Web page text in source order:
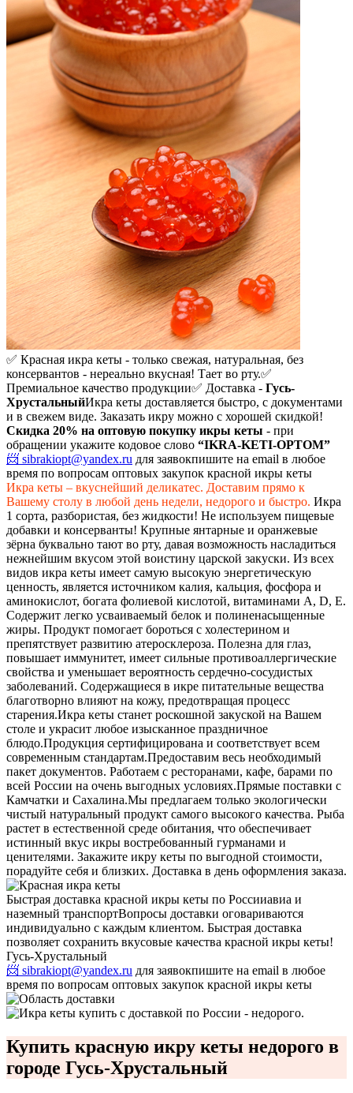
✅ Красная икра кеты - только свежая, натуральная, без
консервантов - нереально вкусная! Тает во рту.✅
Премиальное качество продукции✅ Доставка - Гусь-
ХрустальныйИкра кеты доставляется быстро, с документами
и в свежем виде. Заказать икру можно с хорошей скидкой!
Скидка 20% на оптовую покупку икры кеты - при
обращении укажите кодовое слово “IKRA-KETI-OPTOM”
📨 sibrakiopt@yandex.ru для заявокпишите на email в любое
время по вопросам оптовых закупок красной икры кеты
Икра кеты – вкуснейший деликатес. Доставим прямо к
Вашему столу в любой день недели, недорого и быстро. Икра
1 сорта, разбористая, без жидкости! Не используем пищевые
добавки и консерванты! Крупные янтарные и оранжевые
зёрна буквально тают во рту, давая возможность насладиться
нежнейшим вкусом этой воистину царской закуски. Из всех
видов икра кеты имеет самую высокую энергетическую
ценность, является источником калия, кальция, фосфора и
аминокислот, богата фолиевой кислотой, витаминами A, D, E.
Содержит легко усваиваемый белок и полиненасыщенные
жиры. Продукт помогает бороться с холестерином и
препятствует развитию атеросклероза. Полезна для глаз,
повышает иммунитет, имеет сильные противоаллергические
свойства и уменьшает вероятность сердечно-сосудистых
заболеваний. Содержащиеся в икре питательные вещества
благотворно влияют на кожу, предотвращая процесс
старения.Икра кеты станет роскошной закуской на Вашем
столе и украсит любое изысканное праздничное
блюдо.Продукция сертифицирована и соответствует всем
современным стандартам.Предоставим весь необходимый
пакет документов. Работаем с ресторанами, кафе, барами по
всей России на очень выгодных условиях.Прямые поставки с
Камчатки и Сахалина.Мы предлагаем только экологически
чистый натуральный продукт самого высокого качества. Рыба
растет в естественной среде обитания, что обеспечивает
истинный вкус икры востребованный гурманами и
ценителями. Закажите икру кеты по выгодной стоимости,
порадуйте себя и близких. Доставка в день оформления заказа.
Быстрая доставка красной икры кеты по Россииавиа и
наземный транспортВопросы доставки оговариваются
индивидуально с каждым клиентом. Быстрая доставка
позволяет сохранить вкусовые качества красной икры кеты!
Гусь-Хрустальный
📨 sibrakiopt@yandex.ru для заявокпишите на email в любое
время по вопросам оптовых закупок красной икры кеты
Купить красную икру кеты недорого в
городе Гусь-Хрустальный